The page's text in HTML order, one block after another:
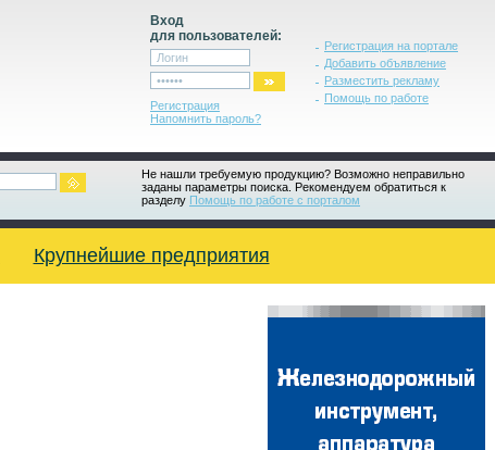
Вход
для пользователей:
Регистрация
Напомнить пароль?
Регистрация на портале
Добавить объявление
Разместить рекламу
Помощь по работе
Не нашли требуемую продукцию? Возможно неправильно
заданы параметры поиска. Рекомендуем обратиться к
разделу Помощь по работе с порталом
Крупнейшие предприятия